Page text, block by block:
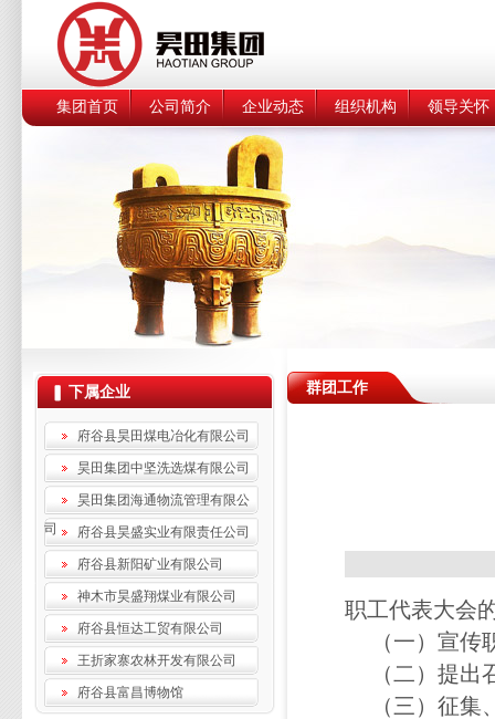
集团首页 公司简介 企业动态 组织机构 领导关怀
下属企业
府谷县昊田煤电冶化有限公司
昊田集团中坚洗选煤有限公司
昊田集团海通物流管理有限公
司
府谷县昊盛实业有限责任公司
府谷县新阳矿业有限公司
神木市昊盛翔煤业有限公司
府谷县恒达工贸有限公司
王折家寨农林开发有限公司
府谷县富昌博物馆
群团工作
职工代表大会
（一）宣传
（二）提出
（三）征集